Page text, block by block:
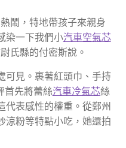
鬧，特地帶孩子來親身
染一下我們小汽車空氣芯
氏縣的付密斯說。
可見。裹著紅頭巾、手持
首先將蕾絲汽車冷氣芯絲
代表感性的權重。從鄭州
涼粉等特點小吃，她還拍